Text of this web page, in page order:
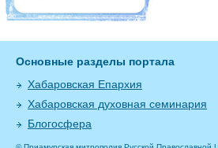
Основные разделы портала
Хабаровская Епархия
Хабаровская духовная семинария
Блогосфера